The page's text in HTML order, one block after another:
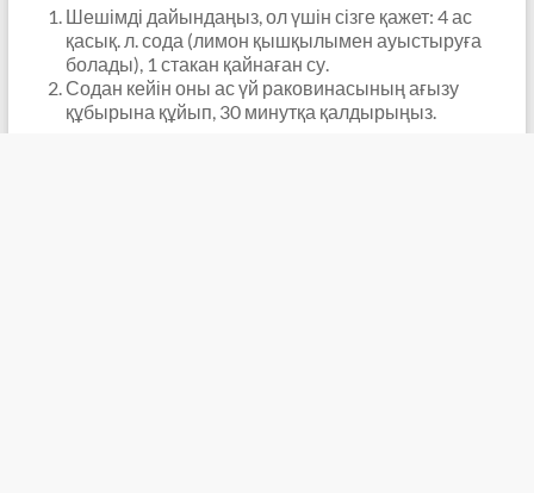
Шешімді дайындаңыз, ол үшін сізге қажет: 4 ас
қасық. л. сода (лимон қышқылымен ауыстыруға
болады), 1 стакан қайнаған су.
Содан кейін оны ас үй раковинасының ағызу
құбырына құйып, 30 минутқа қалдырыңыз.